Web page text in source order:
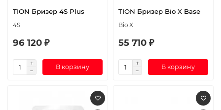
TION Бризер 4S Plus
4S
96 120 ₽
В корзину
TION Бризер Bio X Base
Bio X
55 710 ₽
В корзину